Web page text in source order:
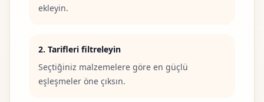
ekleyin.
2. Tarifleri filtreleyin
Seçtiğiniz malzemelere göre en güçlü
eşleşmeler öne çıksın.